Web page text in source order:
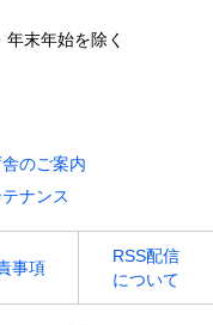
末年始を除く
のご案内
テナンス
事項
RSS配信
について